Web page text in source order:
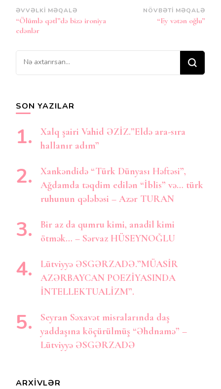
Post
Naviqasiya
ƏVVƏLKI MƏQALƏ
“Ölümlə qətl”də bizə ironiya
edənlər
NÖVBƏTI MƏQALƏ
“Ey vətən oğlu”
Bir
şey
SON YAZILAR
Xalq şairi Vahid ƏZİZ.”Eldə ara-sıra
hallanır adım”
Xankəndidə “Türk Dünyası Həftəsi”,
Ağdamda təqdim edilən “İblis” və… türk
ruhunun qələbəsi – Azər TURAN
Bir az da qumru kimi, anadil kimi
ötmək… – Sərvaz HÜSEYNOĞLU
Lütviyyə ƏSGƏRZADƏ.”MÜASİR
AZƏRBAYCAN POEZİYASINDA
İNTELLEKTUALİZM”.
Seyran Səxavət misralarında daş
yaddaşına köçürülmüş “Əhdnamə” –
Lütviyyə ƏSGƏRZADƏ
ARXIVLƏR